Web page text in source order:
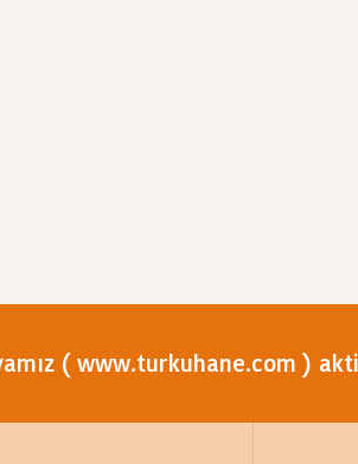
( www.turkuhane.com )